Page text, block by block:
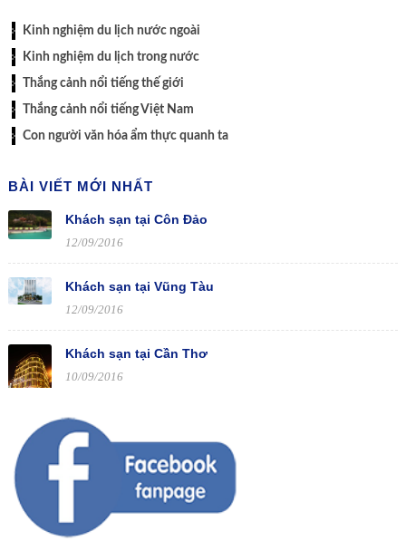
Kinh nghiệm du lịch nước ngoài
Kinh nghiệm du lịch trong nước
Thắng cảnh nổi tiếng thế giới
Thắng cảnh nổi tiếng Việt Nam
Con người văn hóa ẩm thực quanh ta
BÀI VIẾT MỚI NHẤT
Khách sạn tại Côn Đảo
12/09/2016
Khách sạn tại Vũng Tàu
12/09/2016
Khách sạn tại Cần Thơ
10/09/2016